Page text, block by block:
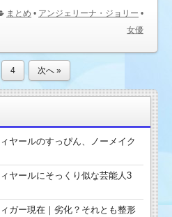
まとめ • アンジェリーナ・ジョリー •
女優
4 次へ »
ヤールのすっぴん、ノーメイク
ヤールにそっくり似な芸能人3
ガー現在｜劣化？それとも整形